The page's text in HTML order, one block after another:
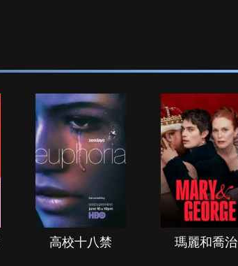
高校十八禁 瑪麗和喬治